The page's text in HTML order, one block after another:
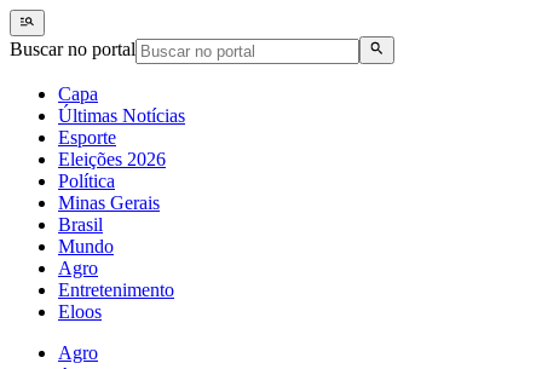
Buscar no portal
Capa
Últimas Notícias
Esporte
Eleições 2026
Política
Minas Gerais
Brasil
Mundo
Agro
Entretenimento
Eloos
Agro